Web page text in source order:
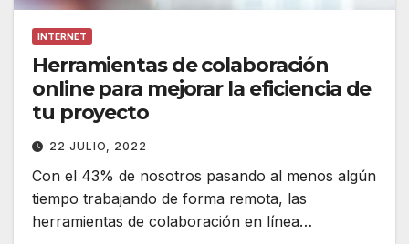
INTERNET
Herramientas de colaboración
online para mejorar la eficiencia de
tu proyecto
22 JULIO, 2022
Con el 43% de nosotros pasando al menos algún
tiempo trabajando de forma remota, las
herramientas de colaboración en línea…